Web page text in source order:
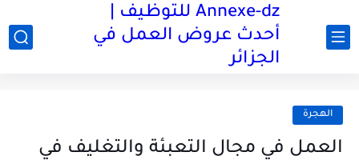
Annexe-dz للتوظيف |
أحدث عروض العمل في
الجزائر
الهجرة
العمل في مجال التعبئة والتغليف في